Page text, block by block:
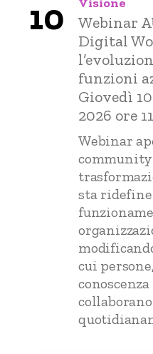
10
Webinar
Digital
funzioni
Giovedì
2026 ore
Webinar
community
sta
cui
collaborano